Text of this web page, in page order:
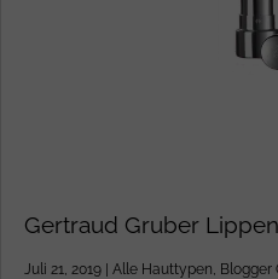
Gertraud Gruber
Juli 21, 2019 | Alle Hauttypen Blogger